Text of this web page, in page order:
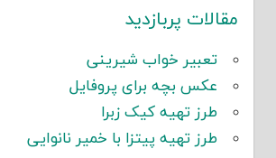
مقالات پربازدید
تعبیر خواب شیرینی
عکس بچه برای پروفایل
طرز تهیه کیک زبرا
طرز تهیه پیتزا با خمیر نانوایی